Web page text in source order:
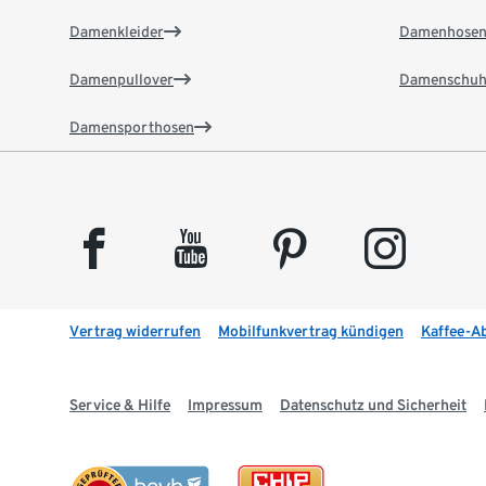
Damenkleider
Damenpullover
Damensporthosen
Damenhosen
facebook youtube pinterest instagram
Vertrag widerrufen Mobilfunkvertrag kündigen Kaffee-
Service & Hilfe Impressum Datenschutz und Sicherheit